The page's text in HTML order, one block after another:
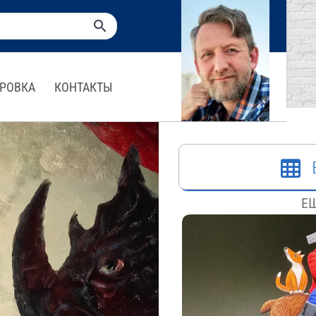
КОНТАКТЫ